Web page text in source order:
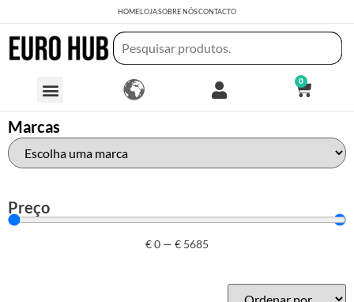
HOMELOJASOBRE NÓSCONTACTO
0
Marcas
Preço
€0 — € 5685